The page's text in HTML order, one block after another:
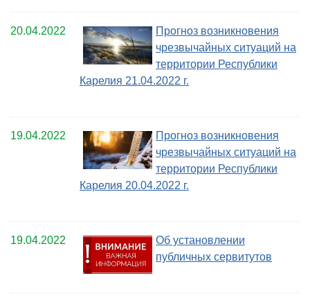
20.04.2022
Прогноз возникновения
чрезвычайных ситуаций на
территории Республики
Карелия 21.04.2022 г.
19.04.2022
Прогноз возникновения
чрезвычайных ситуаций на
территории Республики
Карелия 20.04.2022 г.
19.04.2022
Об установлении
публичных сервитутов